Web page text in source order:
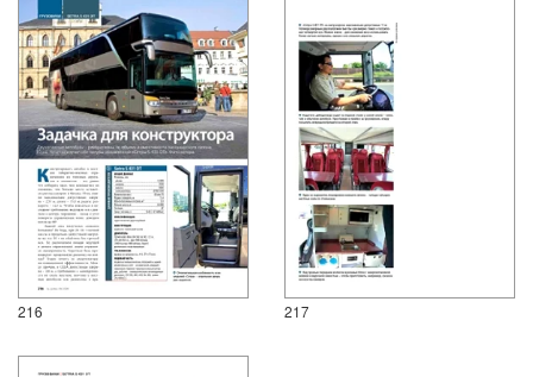
216 217